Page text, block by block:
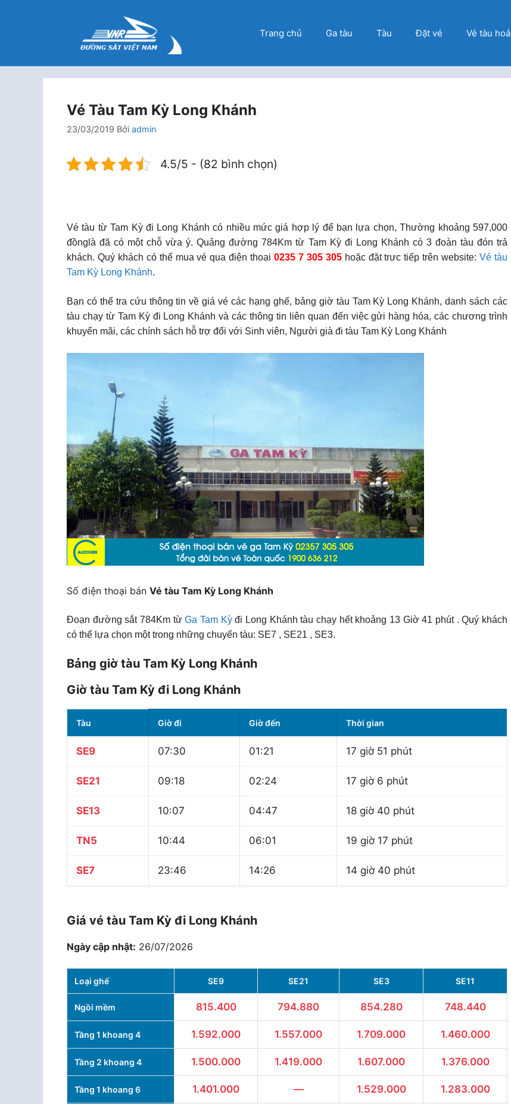
Trang chủ Ga tàu Tàu Đặt vé Vé tàu hoả
Vé Tàu Tam Kỳ Long Khánh
23/03/2019 Bởi admin
4.5/5 - (82 bình chọn)
Vé tàu từ Tam Kỳ đi Long Khánh có nhiều mức giá hợp lý để bạn lựa chọn, Thường khoảng 597,000
đồnglà đã có một chỗ vừa ý. Quảng đường 784Km từ Tam Kỳ đi Long Khánh có 3 đoàn tàu đón trả
khách. Quý khách có thể mua vé qua điện thoại0235 7 305 305hoặc đặt trực tiếp trên website:Vé tàu
Tam Kỳ Long Khánh.
Bạn có thể tra cứu thông tin về giá vé các hạng ghế, bảng giờ tàu Tam Kỳ Long Khánh, danh sách các
tàu chạy từ Tam Kỳ đi Long Khánh và các thông tin liên quan đến việc gửi hàng hóa, các chương trình
khuyến mãi, các chính sách hỗ trợ đối với Sinh viên, Người già đi tàu Tam Kỳ Long Khánh
Số điện thoại bán Vé tàu Tam Kỳ Long Khánh
Đoạn đường sắt 784Km từGa Tam Kỳđi Long Khánh tàu chạy hết khoảng 13 Giờ 41 phút . Quý khách
có thể lựa chọn một trong những chuyến tàu: SE7 , SE21 , SE3.
Bảng giờ tàu Tam Kỳ Long Khánh
Giờ tàu Tam Kỳ đi Long Khánh
Tàu Giờ đi Giờ đến Thời gian
SE9 07:30 01:21 17 giờ 51 phút
SE21 09:18 02:24 17 giờ 6 phút
SE13 10:07 04:47 18 giờ 40 phút
TN5 10:44 06:01 19 giờ 17 phút
SE7 23:46 14:26 14 giờ 40 phút
Giá vé tàu Tam Kỳ đi Long Khánh
Ngày cập nhật: 26/07/2026
Loại ghế SE9 SE21 SE3 SE11
Ngồi mềm 815.400 794.880 854.280 748.440
Tầng 1 khoang 4 1.592.000 1.557.000 1.709.000 1.460.000
Tầng 2 khoang 4 1.500.000 1.419.000 1.607.000 1.376.000
Tầng 1 khoang 6 1.401.000 — 1.529.000 1.283.000